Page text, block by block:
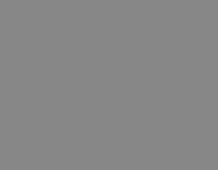
Dienst verwendet,
Präferenzen für die